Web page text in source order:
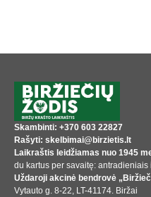
Skambinti: +370 603 22827
Rašyti: skelbimai@birzietis.lt
Laikraštis leidžiamas nuo 1945
du kartus per savaitę:
Uždaroji akcinė bendrovė
Vytauto g. 8-22, LT-41174. Biržai